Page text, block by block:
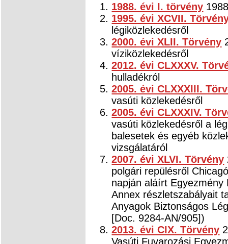
1988. évi I. törvény
1995. évi XCVII.
légiközlekedésről
2000. évi XLII. Törvény
víziközlekedésről
2012. évi CLXXXV.
hulladékról
2005. évi CLXXXIII.
vasúti közlekedésről
2005. évi CLXXXIV.
vasúti közlekedésről a
balesetek és egyéb
vizsgálatáról
2007. évi XLVI. Törvény
polgári repülésről
napján aláírt Egyezmény
Annex részletszabályait
Anyagok Biztonságos
[Doc. 9284-AN/905])
2013. évi CIX. Törvény
Vasúti Fuvarozási